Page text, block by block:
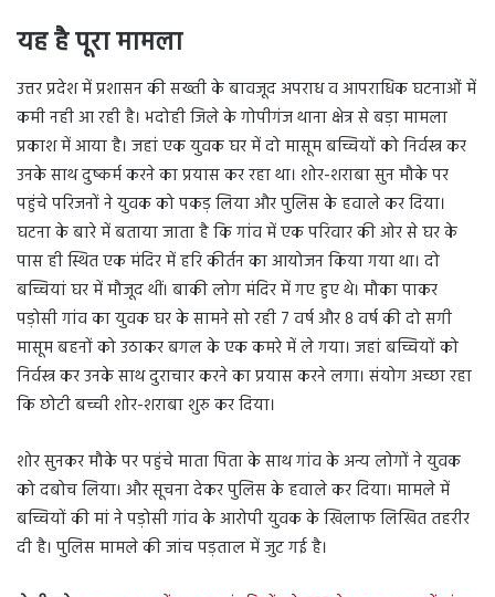
यह है पूरा मामला
उत्तर प्रदेश में प्रशासन की सख्ती के बावजूद अपराध व आपराधिक घटनाओं में
कमी नही आ रही है। भदोही जिले के गोपीगंज थाना क्षेत्र से बड़ा मामला
प्रकाश में आया है। जहां एक युवक घर में दो मासूम बच्चियों को निर्वस्त्र कर
उनके साथ दुष्कर्म करने का प्रयास कर रहा था। शोर-शराबा सुन मौके पर
पहुंचे परिजनों ने युवक को पकड़ लिया और पुलिस के हवाले कर दिया।
घटना के बारे में बताया जाता है कि गांव में एक परिवार की ओर से घर के
पास ही स्थित एक मंदिर में हरि कीर्तन का आयोजन किया गया था। दो
बच्चियां घर में मौजूद थीं। बाकी लोग मंदिर में गए हुए थे। मौका पाकर
पड़ोसी गांव का युवक घर के सामने सो रही 7 वर्ष और 8 वर्ष की दो सगी
मासूम बहनों को उठाकर बगल के एक कमरे में ले गया। जहां बच्चियों को
निर्वस्त्र कर उनके साथ दुराचार करने का प्रयास करने लगा। संयोग अच्छा रहा
कि छोटी बच्ची शोर-शराबा शुरु कर दिया।
शोर सुनकर मौके पर पहुंचे माता पिता के साथ गांव के अन्य लोगों ने युवक
को दबोच लिया। और सूचना देकर पुलिस के हवाले कर दिया। मामले में
बच्चियों की मां ने पड़ोसी गांव के आरोपी युवक के खिलाफ लिखित तहरीर
दी है। पुलिस मामले की जांच पड़ताल में जुट गई है।